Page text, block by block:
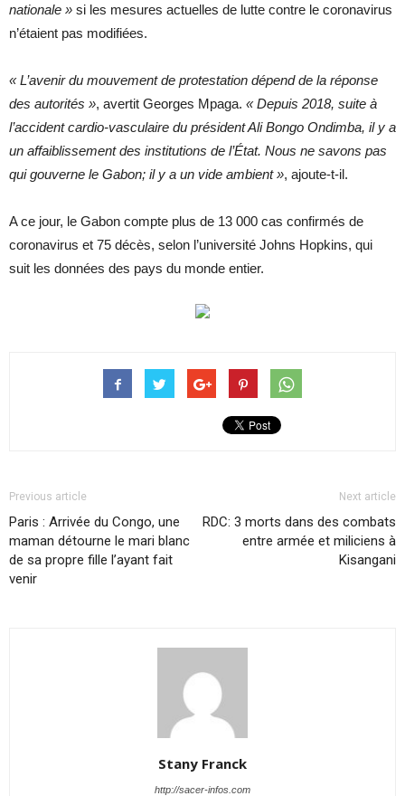
nationale » si les mesures actuelles de lutte contre le coronavirus
n’étaient pas modifiées.
« L’avenir du mouvement de protestation dépend de la réponse
des autorités », avertit Georges Mpaga. « Depuis 2018, suite à
l’accident cardio-vasculaire du président Ali Bongo Ondimba, il y a
un affaiblissement des institutions de l’État. Nous ne savons pas
qui gouverne le Gabon; il y a un vide ambient », ajoute-t-il.
A ce jour, le Gabon compte plus de 13 000 cas confirmés de
coronavirus et 75 décès, selon l’université Johns Hopkins, qui
suit les données des pays du monde entier.
Previous article
Paris : Arrivée du Congo, une
maman détourne le mari blanc
de sa propre fille l’ayant fait
venir
Next article
RDC: 3 morts dans des combats
entre armée et miliciens à
Kisangani
Stany Franck
http://sacer-infos.com